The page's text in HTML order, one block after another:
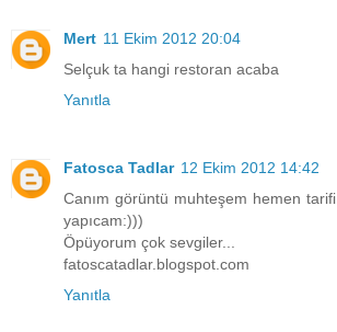
Mert 11 Ekim 2012 20:04
Selçuk ta hangi restoran acaba
Yanıtla
Fatosca Tadlar 12 Ekim 2012 14:42
Canım görüntü muhteşem hemen
yapıcam:)))
Öpüyorum çok sevgiler...
fatoscatadlar.blogspot.com
Yanıtla